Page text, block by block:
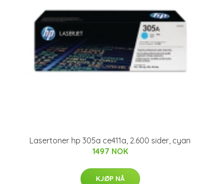
Lasertoner hp 305a ce411a, 2.600 sider, cyan
1497 NOK
KJØP NÅ